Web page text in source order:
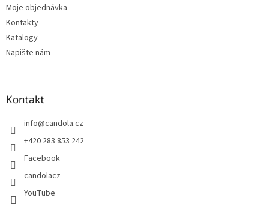
Moje objednávka
Kontakty
Katalogy
Napište nám
Kontakt
info@candola.cz
+420 283 853 242
Facebook
candolacz
YouTube